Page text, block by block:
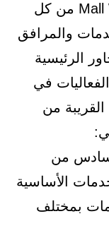
مشروع Mall West Eleven 6 October من كل
والمرافق
الرئيسية
في
القريبة من
من
الأساسية
بمختلف